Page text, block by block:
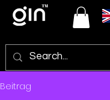
Beitrag